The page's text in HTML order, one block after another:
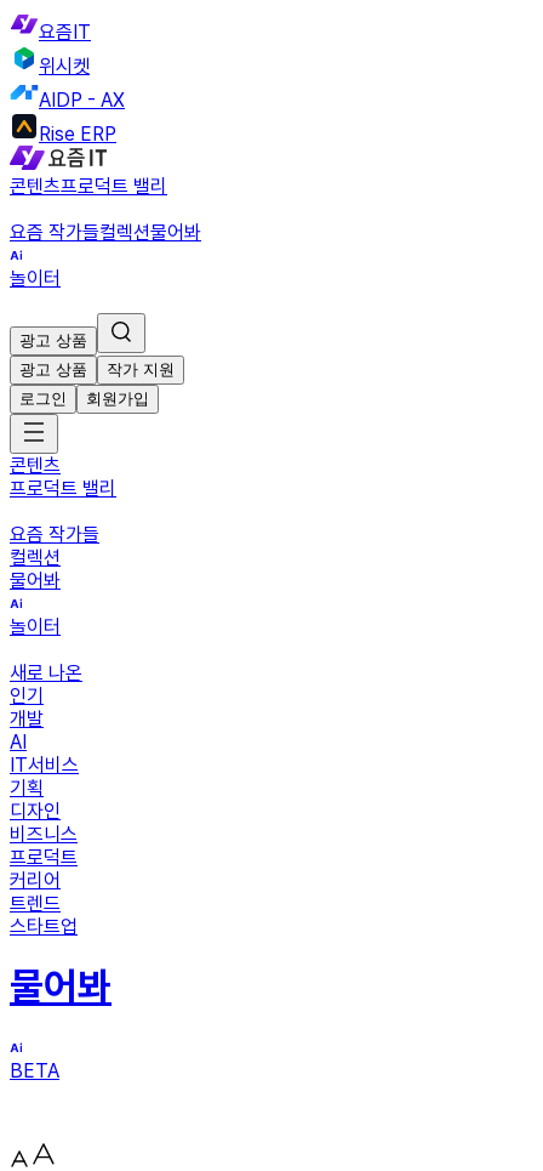
요즘IT
위시켓
AIDP - AX
Rise ERP
콘텐츠프로덕트 밸리
요즘 작가들컬렉션물어봐
놀이터
광고 상품
광고 상품
작가 지원
로그인
회원가입
콘텐츠
프로덕트 밸리
요즘 작가들
컬렉션
물어봐
놀이터
새로 나온
인기
개발
AI
IT서비스
기획
디자인
비즈니스
프로덕트
커리어
트렌드
스타트업
물어봐
BETA